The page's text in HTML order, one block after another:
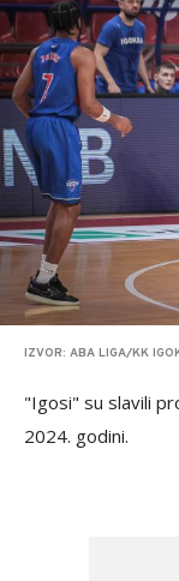
IZVOR: ABA LIGA/KK
"Igosi" su slavili
2024. godini.